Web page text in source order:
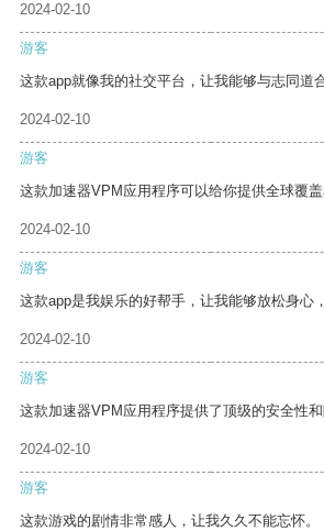
2024-02-10
游客
这款app就像我的社交平台，让我能够与志同道
2024-02-10
游客
这款加速器VPM应用程序可以给你提供全球覆盖
2024-02-10
游客
这款app是我娱乐的好帮手，让我能够放松身心
2024-02-10
游客
这款加速器VPM应用程序提供了顶级的安全性和
2024-02-10
游客
这款游戏的剧情非常感人，让我久久不能忘怀。